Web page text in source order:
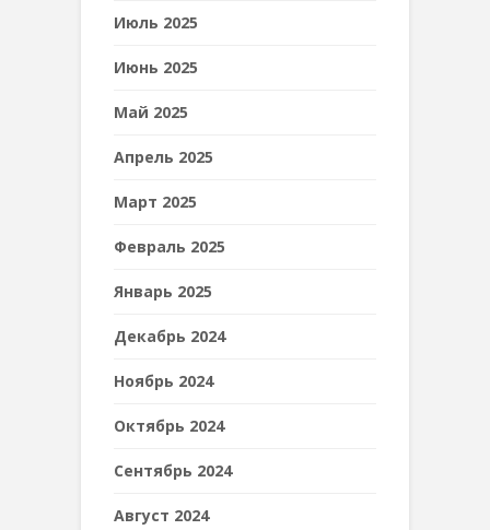
Июль 2025
Июнь 2025
Май 2025
Апрель 2025
Март 2025
Февраль 2025
Январь 2025
Декабрь 2024
Ноябрь 2024
Октябрь 2024
Сентябрь 2024
Август 2024